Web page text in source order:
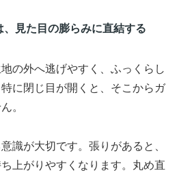
見た目の膨らみに直結する
の外へ逃げやすく、ふっくらし
に閉じ目が開くと、そこからガ
。
識が大切です。張りがあると、
上がりやすくなります。丸め直